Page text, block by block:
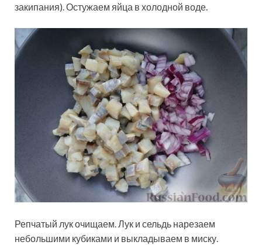
закипания). Остужаем яйца в холодной воде.
Репчатый лук очищаем. Лук и сельдь нарезаем
небольшими кубиками и выкладываем в миску.